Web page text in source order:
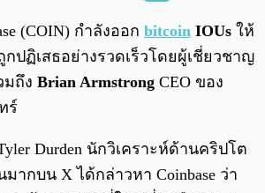
(COIN) กำลังออก bitcoin IOUs ให้
กปฏิเสธอย่างรวดเร็วโดยผู้เชี่ยวชาญ
มถึง Brian Armstrong CEO ของ
ร์
Durden นักวิเคราะห์ด้านคริปโต
ากบน X ได้กล่าวหา Coinbase ว่า